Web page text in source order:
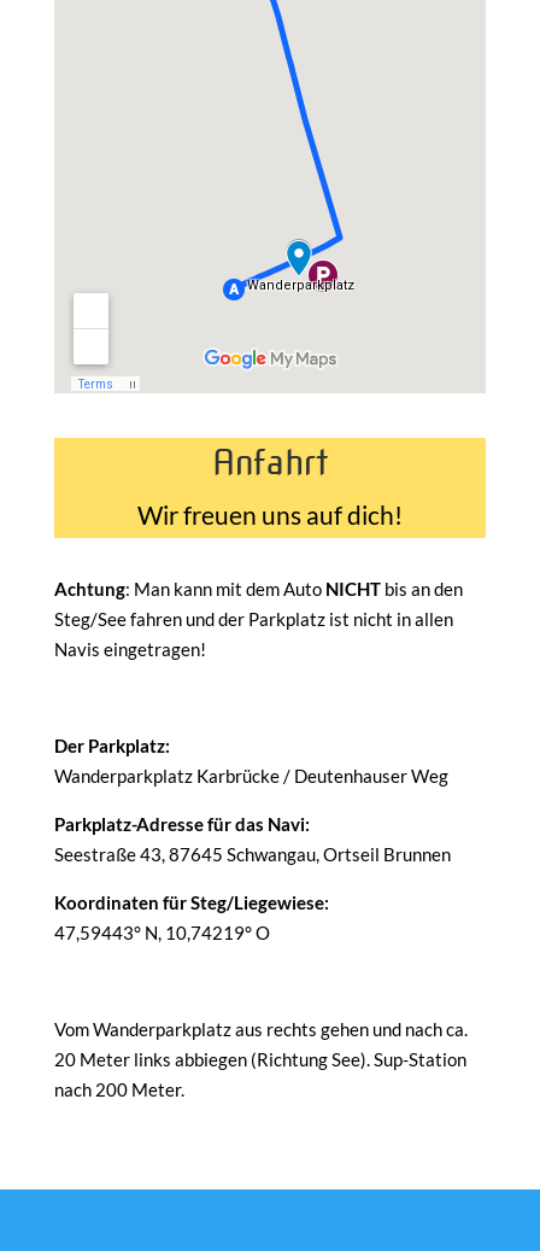
Anfahrt
Wir freuen uns auf dich!
Achtung: Man kann mit dem Auto NICHT bis an den
Steg/See fahren und der Parkplatz ist nicht in allen
Navis eingetragen!
Der Parkplatz:
Wanderparkplatz Karbrücke / Deutenhauser Weg
Parkplatz-Adresse für das Navi:
Seestraße 43, 87645 Schwangau, Ortseil Brunnen
Koordinaten für Steg/Liegewiese:
47,59443° N, 10,74219° O
Vom Wanderparkplatz aus rechts gehen und nach ca.
20 Meter links abbiegen (Richtung See). Sup-Station
nach 200 Meter.